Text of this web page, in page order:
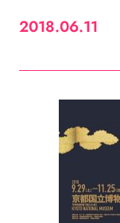
2018.06.11